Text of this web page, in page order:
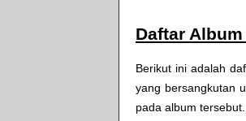
Daftar
Berikut ini adalah
yang bersangkutan
pada album tersebut.